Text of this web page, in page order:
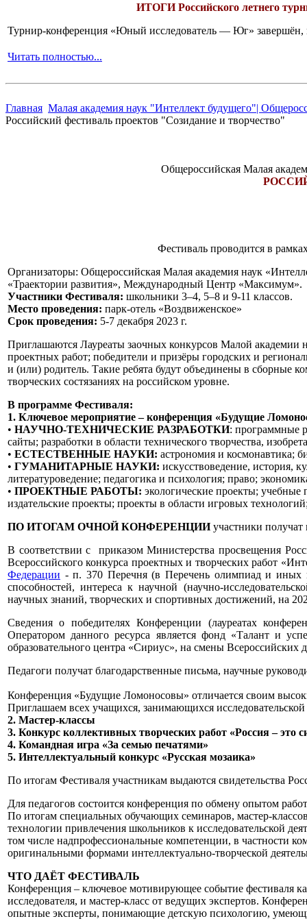
ИТОГИРоссийского летнего
Турнир-конференция «Юный исследователь — Юг» завершён,
Читать полностью...
Главная Малая академия наук "Интеллект будущего"|
Российский фестиваль проектов "Созидание и творчество"
Общероссийская Малая
Фестиваль проводится в
Организаторы: Общероссийская Малая академия наук
«Траектории развития», Международный Центр «Максимум».
Участники Фестиваля: школьники 3–4, 5–8 и 9-11 классов.
Место проведения: парк-отель «Воздвиженское»
Срок проведения: 5-7 декабря 2023 г.
Приглашаются Лауреаты заочных конкурсов Малой академии
проектных работ; победители и призёры городских и
и (или) родитель. Такие ребята будут объединены в сборные
творческих состязаниях на российском уровне.
В программе Фестиваля:
1. Ключевое мероприятие – конференция «Будущие
• НАУЧНО-ТЕХНИЧЕСКИЕ РАЗРАБОТКИ: программные
сайты; разработки в области технического творчества,
• ЕСТЕСТВЕННЫЕ НАУКИ: астрономия и космонавтика;
• ГУМАНИТАРНЫЕ НАУКИ: искусствоведение, история,
литературоведение; педагогика и психология; право;
• ПРОЕКТНЫЕ РАБОТЫ: экологические проекты; учебные
издательские проекты; проекты в области игровых
ПО ИТОГАМ ОЧНОЙ КОНФЕРЕНЦИИучастники получат
В соответствии с приказом Министерства просвещения
Всероссийского конкурса проектных и творческих работ
Федерации - п. 370 Перечня (в Перечень олимпиад и иных
способностей, интереса к научной (научно-
научных знаний, творческих и спортивных достижений, на
Сведения о победителях Конференции (лауреатах
Оператором данного ресурса является фонд «Талант и
образовательного центра «Сириус», на смены
Педагоги получат благодарственные письма, научные
Конференция «Будущие Ломоносовы» отличается своим
Приглашаем всех учащихся, занимающихся
2. Мастер-классы
3. Конкурс коллективных творческих работ «Россия – это
4. Командная игра «За семью печатями»
5. Интеллектуальный конкурс «Русская мозаика»
По итогам Фестиваля участникам выдаются свидетельства
Для педагогов состоится конференция по обмену опытом
По итогам специальных обучающих семинаров, мастер-
технологии привлечения школьников к исследовательской
том числе надпрофессиональные компетенции, в частности
оригинальными формами интеллектуально-творческой
ЧТО ДАЁТ ФЕСТИВАЛЬ
Конференция – ключевое мотивирующее событие фестиваля
исследователя, и мастер-класс от ведущих экспертов.
опытные эксперты, понимающие детскую психологию,